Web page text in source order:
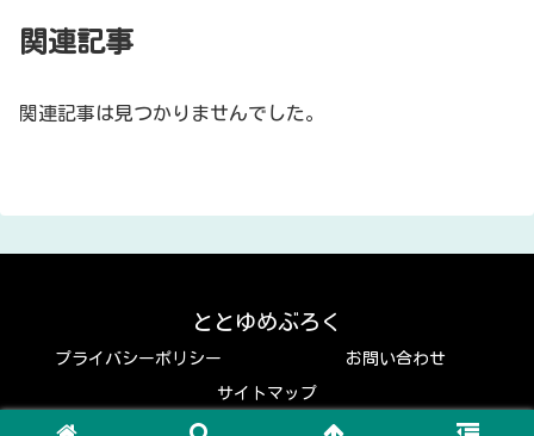
関連記事
関連記事は見つかりませんでした。
ととゆめぶろく
プライバシーポリシー お問い合わせ
サイトマップ